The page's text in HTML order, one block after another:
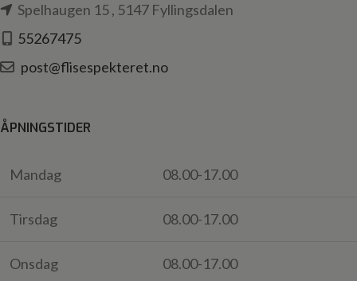
Spelhaugen 15 , 5147 Fyllingsdalen
55267475
post@flisespekteret.no
ÅPNINGSTIDER
Mandag 08.00-17.00
Tirsdag 08.00-17.00
Onsdag 08.00-17.00